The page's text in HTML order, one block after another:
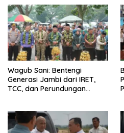
Wagub Sani: Bentengi
Generasi Jambi dari IRET,
TCC, dan Perundungan